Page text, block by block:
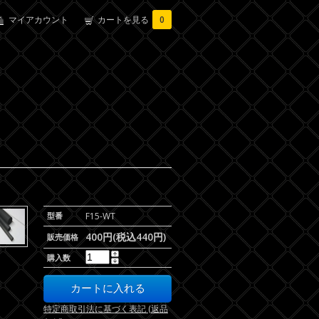
マイアカウント カートを見る 0
型番 F15-WT
販売価格 400円(税込440円)
購入数
特定商取引法に基づく表記 (返品